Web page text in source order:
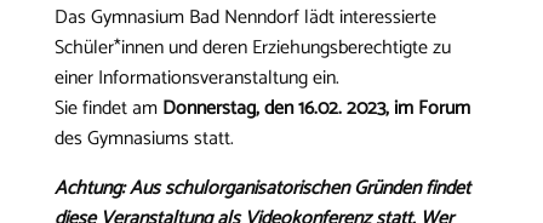
Das Gymnasium Bad Nenndorf lädt interessierte
Schüler*innen und deren Erziehungsberechtigte zu
einer Informationsveranstaltung ein.
Sie findet amDonnerstag, den 16.02. 2023, im Forum
des Gymnasiums statt.
Achtung: Aus schulorganisatorischen Gründen findet